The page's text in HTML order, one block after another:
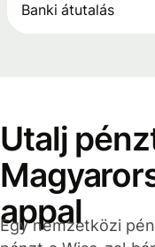
Banki átutalás
Utalj
appal
Egy nemzetközi